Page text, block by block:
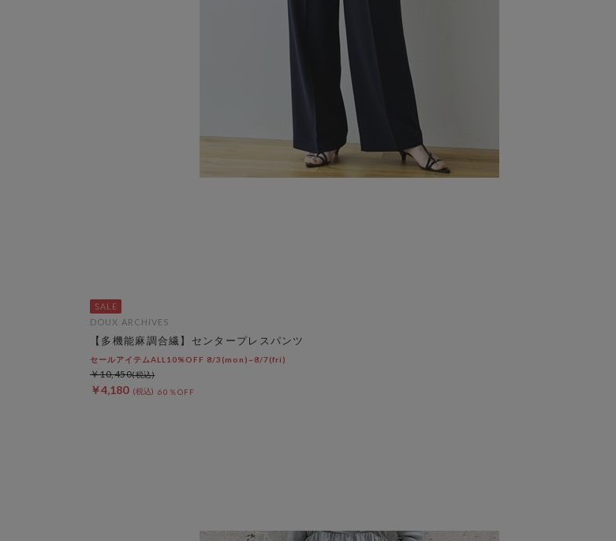
DOUX ARCHIVES
【多機能麻調合繊】センタープレスパンツ
セールアイテムALL10%OFF 8/3(mon)~8/7(fri)
￥4,180 60％OFF
￥10,450